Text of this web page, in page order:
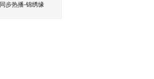
同步热播-锦绣缘